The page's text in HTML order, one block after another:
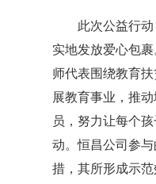
此次公益行
实地发放爱心包
师代表围绕教育
展教育事业，推
员，努力让每个
动。恒昌公司参
措，其所形成示